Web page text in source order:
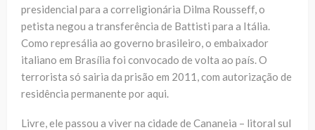
presidencial para a correligionária Dilma Rousseff, o
petista negou a transferência de Battisti para a Itália.
Como represália ao governo brasileiro, o embaixador
italiano em Brasília foi convocado de volta ao país. O
terrorista só sairia da prisão em 2011, com autorização de
residência permanente por aqui.
Livre, ele passou a viver na cidade de Cananeia – litoral sul